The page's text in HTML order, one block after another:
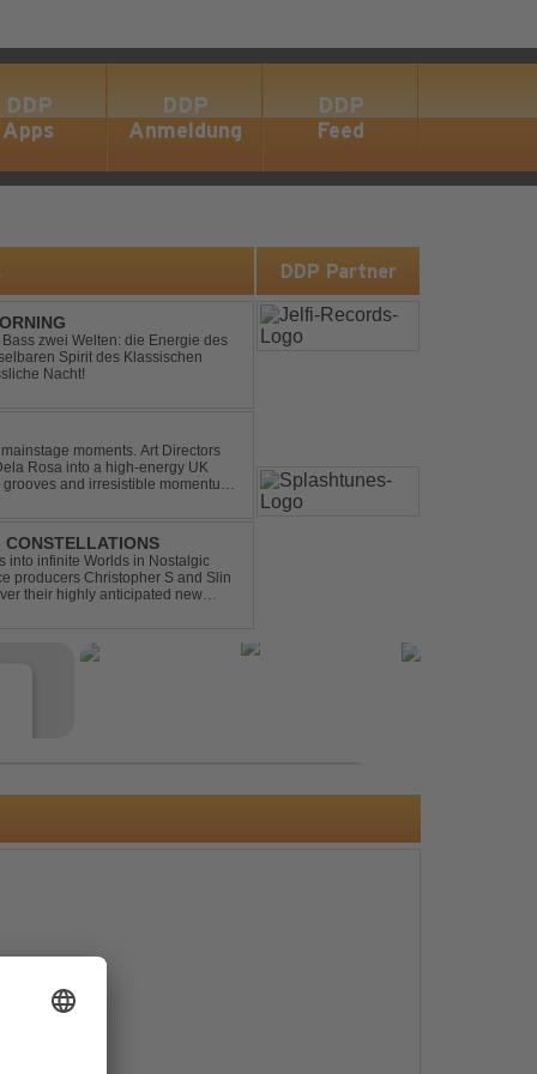
DDP
Apps
DDP
Anmeldung
DDP
Feed
zwei Welten: die Energie des
Spirit des Klassischen
Nacht!
moments. Art Directors
Rosa into a high-energy UK
and irresistible momentum.
CONSTELLATIONS
into infinite Worlds in Nostalgic
producers Christopher S and Slin
their highly anticipated new
DDP Partner